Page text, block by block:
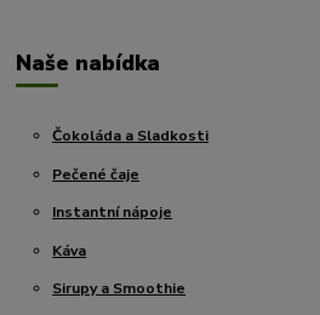
Naše nabídka
Čokoláda a Sladkosti
Pečené čaje
Instantní nápoje
Káva
Sirupy a Smoothie